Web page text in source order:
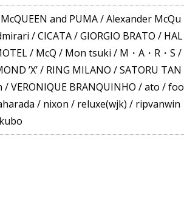
and PUMA/Alexander McQu
/CICATA/GIORGIO BRATO / HAL
/ McQ / Mon tsuki / M・A・R・S /
’X’/ RING MILANO /SATORU TAN
/VERONIQUE BRANQUINHO /ato /foo
/ nixon / reluxe(wjk) / ripvanwin